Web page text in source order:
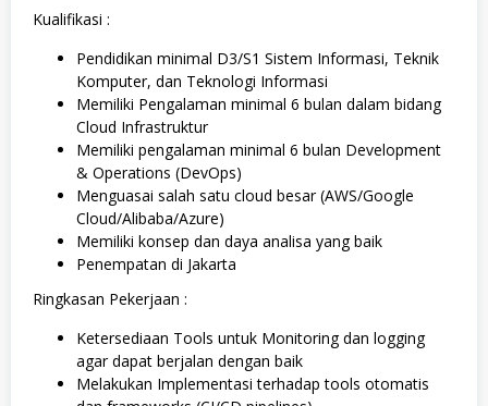
Kualifikasi :
Pendidikan minimal D3/S1 Sistem Informasi, Teknik
Komputer, dan Teknologi Informasi
Memiliki Pengalaman minimal 6 bulan dalam bidang
Cloud Infrastruktur
Memiliki pengalaman minimal 6 bulan Development
& Operations (DevOps)
Menguasai salah satu cloud besar (AWS/Google
Cloud/Alibaba/Azure)
Memiliki konsep dan daya analisa yang baik
Penempatan di Jakarta
Ringkasan Pekerjaan :
Ketersediaan Tools untuk Monitoring dan logging
agar dapat berjalan dengan baik
Melakukan Implementasi terhadap tools otomatis